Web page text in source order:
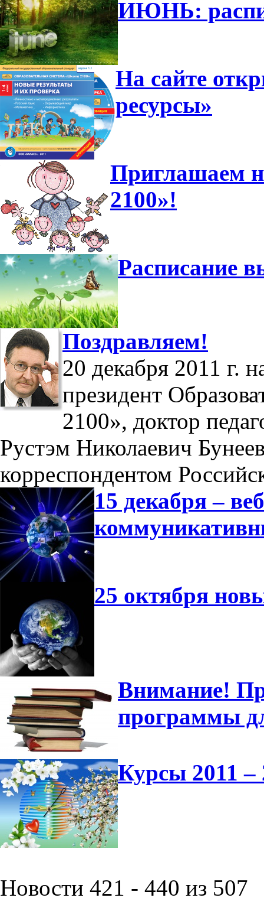
ИЮНЬ:
На сайте
ресурсы»
Приглашаем
2100»!
Расписание
Поздравляем!
20 декабря 2011 г.
президент
2100», доктор
Рустэм Николаевич
корреспондентом
15 декабря –
25 октября
Внимание!
программы
Курсы 2011 –
Новости 421 - 440 из 507